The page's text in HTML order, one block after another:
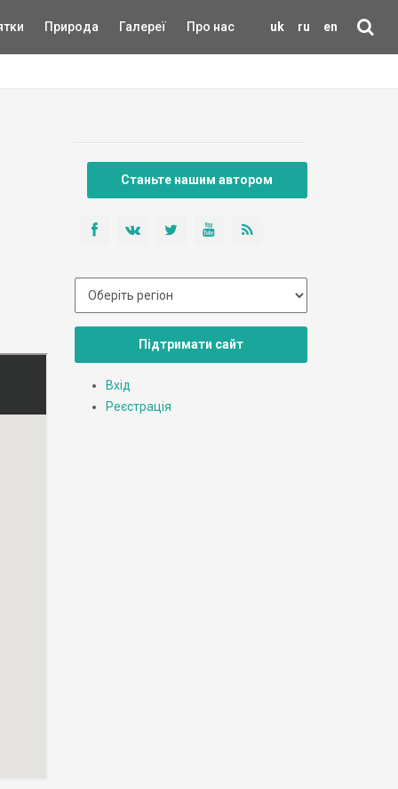
uk ru en
Природа Галереї Про нас
Станьте нашим автором
Підтримати сайт
Вхід
Реєстрація